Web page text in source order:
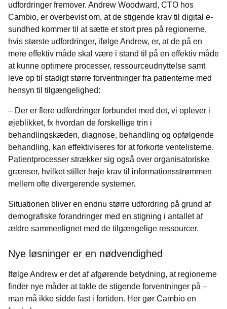
udfordringer fremover. Andrew Woodward, CTO hos
Cambio, er overbevist om, at de stigende krav til digital e-
sundhed kommer til at sætte et stort pres på regionerne,
hvis største udfordringer, ifølge Andrew, er, at de på en
mere effektiv måde skal være i stand til på en effektiv måde
at kunne optimere processer, ressourceudnyttelse samt
leve op til stadigt større forventninger fra patienterne med
hensyn til tilgængelighed:
– Der er flere udfordringer forbundet med det, vi oplever i
øjeblikket, fx hvordan de forskellige trin i
behandlingskæden, diagnose, behandling og opfølgende
behandling, kan effektiviseres for at forkorte ventelisterne.
Patientprocesser strækker sig også over organisatoriske
grænser, hvilket stiller høje krav til informationsstrømmen
mellem ofte divergerende systemer.
Situationen bliver en endnu større udfordring på grund af
demografiske forandringer med en stigning i antallet af
ældre sammenlignet med de tilgængelige ressourcer.
Nye løsninger er en nødvendighed
Ifølge Andrew er det af afgørende betydning, at regionerne
finder nye måder at takle de stigende forventninger på –
man må ikke sidde fast i fortiden. Her gør Cambio en